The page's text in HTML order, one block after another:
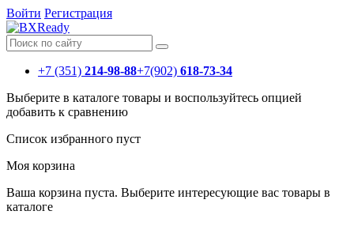
Войти Регистрация
+7 (351) 214-98-88+7(902) 618-73-34
Выберите в каталоге товары и воспользуйтесь опцией
добавить к сравнению
Список избранного пуст
Моя корзина
Ваша корзина пуста. Выберите интересующие вас товары в
каталоге